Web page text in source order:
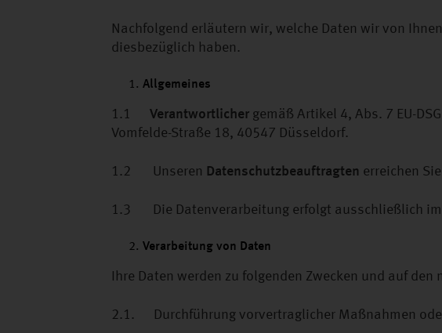
Nachfolgend erläutern wir, welche Daten wir von
diesbezüglich haben.
Allgemeines
1.1 Verantwortlicher gemäß Artikel 4, Abs. 7 EU-
Vomfelde-Straße 18, 40547 Düsseldorf.
1.2 Unseren Datenschutzbeauftragten erreichen
1.3 Die Datenverarbeitung erfolgt ausschließlich im
Verarbeitung von Daten
Ihre Daten werden zu folgenden Zwecken und auf
2.1. Durchführung vorvertraglicher Maßnahmen oder